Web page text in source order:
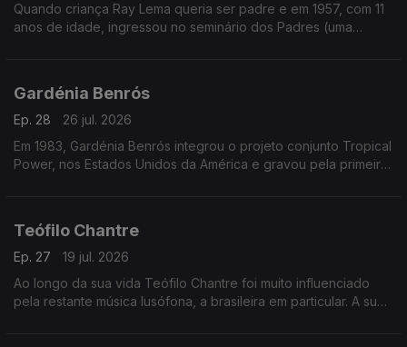
Quando criança Ray Lema queria ser padre e em 1957, com 11
anos de idade, ingressou no seminário dos Padres (uma
Gardénia Benrós
Ep. 28
26 jul. 2026
Em 1983, Gardénia Benrós integrou o projeto conjunto Tropical
Power, nos Estados Unidos da América e gravou pela primeira
Teófilo Chantre
Ep. 27
19 jul. 2026
Ao longo da sua vida Teófilo Chantre foi muito influenciado
pela restante música lusófona, a brasileira em particular. A sua